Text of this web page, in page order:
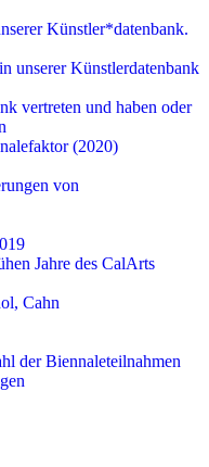
Künstler*datenbank.
unserer Künstlerdatenbank
vertreten und haben oder
(2020)
von
Jahre des CalArts
Cahn
der Biennaleteilnahmen